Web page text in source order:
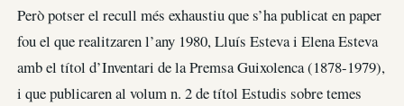
Però potser el recull més exhaustiu que s’ha publicat en paper
fou el que realitzaren l’any 1980, Lluís Esteva i Elena Esteva
amb el títol d’Inventari de la Premsa Guixolenca (1878-1979),
i que publicaren al volum n. 2 de títol Estudis sobre temes